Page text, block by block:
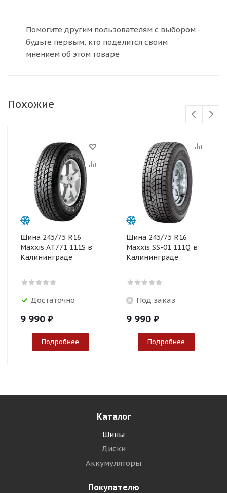
Помогите другим пользователям с выбором -
будьте первым, кто поделится своим
мнением об этом товаре
Похожие
Шина 245/75 R16
Maxxis AT771 111S в
Калининграде
Достаточно
9 990 ₽
Подробнее
Шина 245/75 R16
Maxxis SS-01 111Q в
Калининграде
Под заказ
9 990 ₽
Подробнее
Каталог
Шины
Диски
Аккумуляторы
Покупателю